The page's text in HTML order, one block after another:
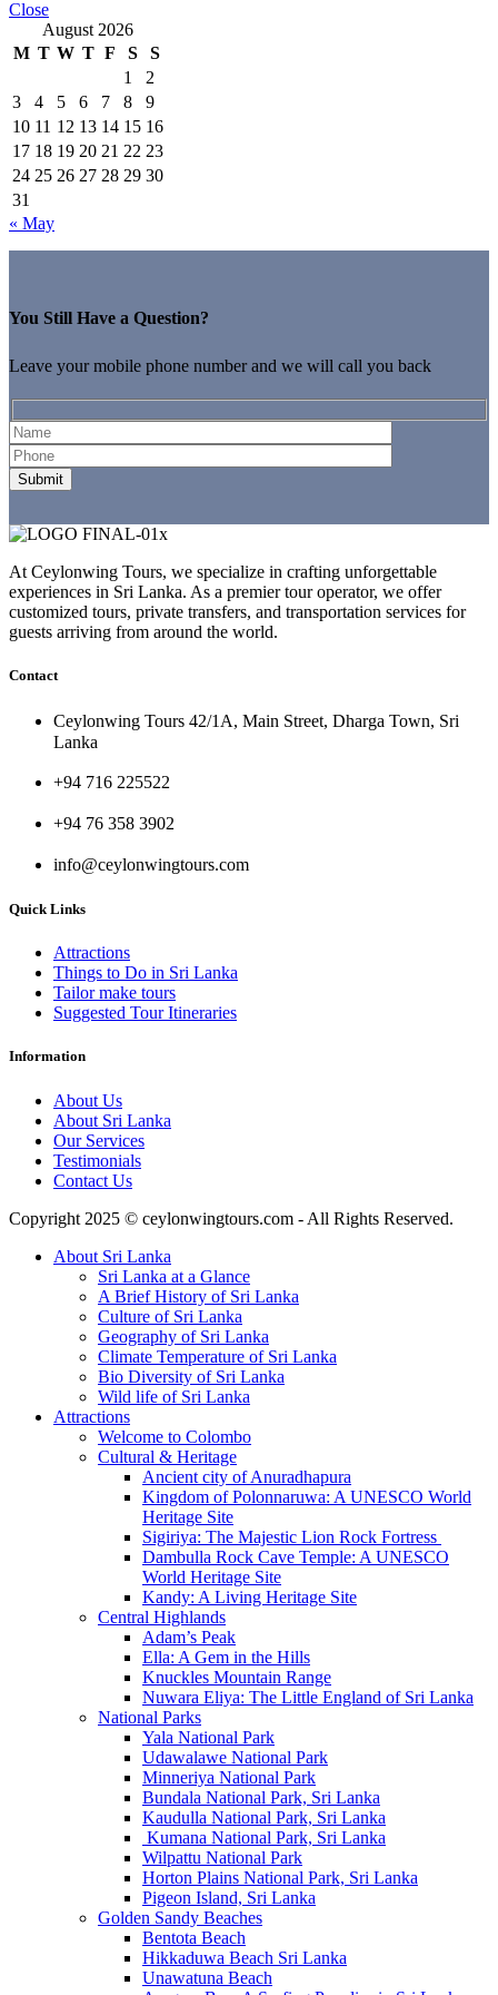
Close
August 2026
M T W T F S
S
1
2
3
4 5 6 7 8
9
10 11 12 13 14 15 16
17 18 19 20 21 22 23
24 25 26 27 28 29 30
31
« May
You Still Have a Question?
Leave your mobile phone number and we will call you back
At Ceylonwing Tours, we specialize in crafting unforgettable
experiences in Sri Lanka. As a premier tour operator, we offer
customized tours, private transfers, and transportation services for
guests arriving from around the world.
Contact
Ceylonwing Tours 42/1A, Main Street, Dharga Town, Sri
Lanka
+94 716 225522
+94 76 358 3902
info@ceylonwingtours.com
Quick Links
Attractions
Things to Do in Sri Lanka
Tailor make tours
Suggested Tour Itineraries
Information
About Us
About Sri Lanka
Our Services
Testimonials
Contact Us
Copyright 2025 © ceylonwingtours.com - All Rights Reserved.
About Sri Lanka
Sri Lanka at a Glance
A Brief History of Sri Lanka
Culture of Sri Lanka
Geography of Sri Lanka
Climate Temperature of Sri Lanka
Bio Diversity of Sri Lanka
Wild life of Sri Lanka
Attractions
Welcome to Colombo
Cultural & Heritage
Ancient city of Anuradhapura
Kingdom of Polonnaruwa: A UNESCO World
Heritage Site
Sigiriya: The Majestic Lion Rock Fortress
Dambulla Rock Cave Temple: A UNESCO
World Heritage Site
Kandy: A Living Heritage Site
Central Highlands
Adam’s Peak
Ella: A Gem in the Hills
Knuckles Mountain Range
Nuwara Eliya: The Little England of Sri Lanka
National Parks
Yala National Park
Udawalawe National Park
Minneriya National Park
Bundala National Park, Sri Lanka
Kaudulla National Park, Sri Lanka
Kumana National Park, Sri Lanka
Wilpattu National Park
Horton Plains National Park, Sri Lanka
Pigeon Island, Sri Lanka
Golden Sandy Beaches
Bentota Beach
Hikkaduwa Beach Sri Lanka
Unawatuna Beach